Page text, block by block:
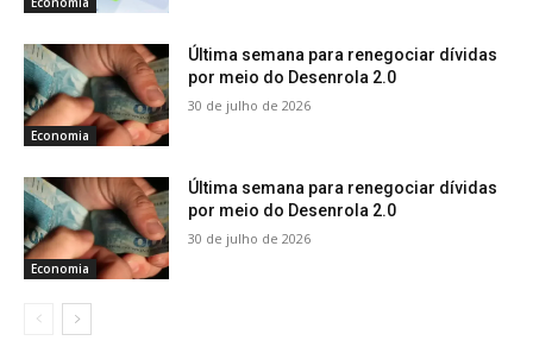
Economia
Última semana para renegociar dívidas
por meio do Desenrola 2.0
30 de julho de 2026
Economia
Última semana para renegociar dívidas
por meio do Desenrola 2.0
30 de julho de 2026